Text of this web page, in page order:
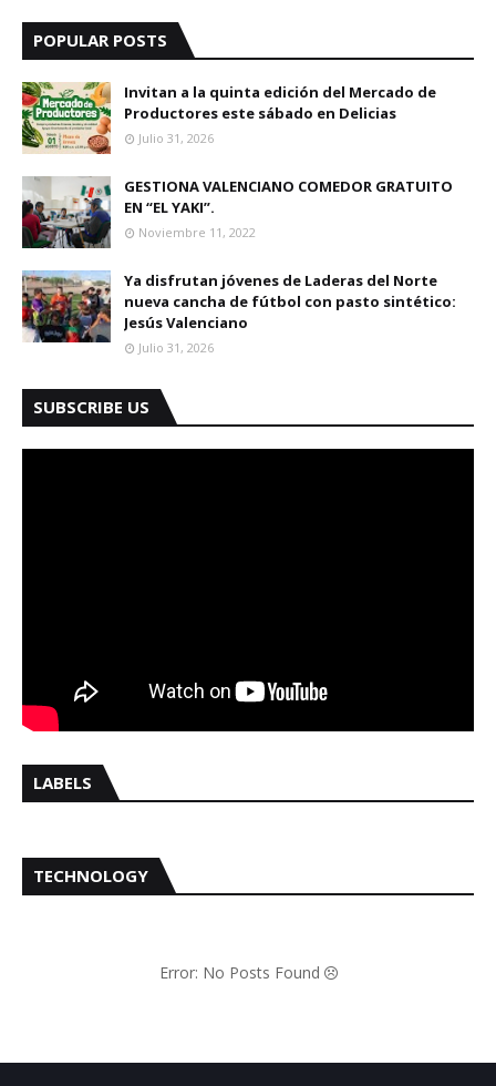
POPULAR POSTS
Invitan a la quinta edición del Mercado de
Productores este sábado en Delicias
Julio 31, 2026
GESTIONA VALENCIANO COMEDOR GRATUITO
EN “EL YAKI”.
Noviembre 11, 2022
Ya disfrutan jóvenes de Laderas del Norte
nueva cancha de fútbol con pasto sintético:
Jesús Valenciano
Julio 31, 2026
SUBSCRIBE US
LABELS
TECHNOLOGY
Error: No Posts Found